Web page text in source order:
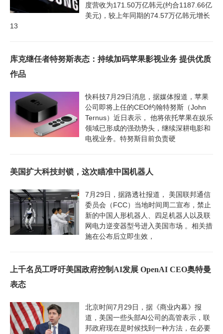
度营收为171.50万亿韩元(约合1187.66亿
美元)，较上年同期的74.57万亿韩元增长
13
库克继任者特努斯表态：持续加码苹果影视业务 提供优质
作品
快科技7月29日消息，据媒体报道，苹果
公司即将上任的CEO约翰特努斯（John
Ternus）近日表示， 他将依托苹果在娱乐
领域已形成的强劲势头，继续深耕电影和
电视业务。特努斯目前负责硬
美国扩大科技封锁，这次瞄准中国机器人
7月29日，据路透社报道， 美国联邦通信
委员会（FCC）当地时间周二宣布，禁止
新的中国人形机器人、四足机器人以及联
网电力逆变器型号进入美国市场 。相关措
施在公布后立即生效，
上千名员工呼吁美国政府控制AI发展 OpenAI CEO奥特曼
表态
北京时间7月29日，据《商业内幕》报
道，美国一些头部AI公司的高管表示，联
邦政府现在是时候找到一种方法，在必要